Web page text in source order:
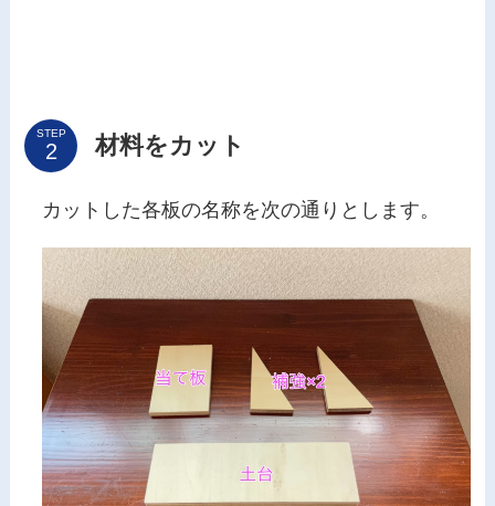
STEP 材料をカット
カットした各板の名称を次の通りとします。